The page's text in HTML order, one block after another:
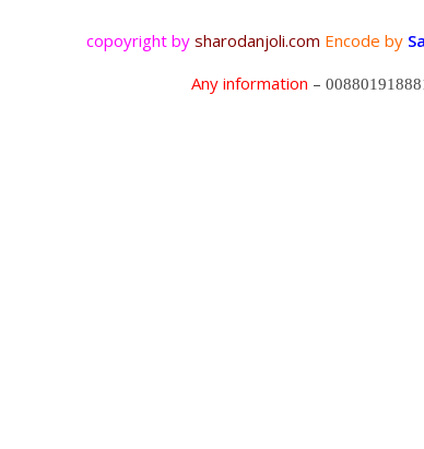
copoyright by sharodanjoli.com Encode by
Any information –